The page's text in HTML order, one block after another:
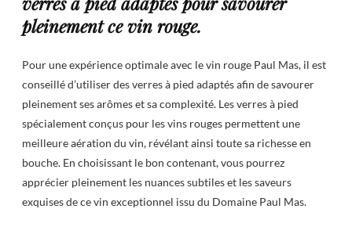
pleinement ce vin rouge.
Pour une expérience optimale avec le vin rouge Paul Mas, il est
conseillé d’utiliser des verres à pied adaptés afin de savourer
pleinement ses arômes et sa complexité. Les verres à pied
spécialement conçus pour les vins rouges permettent une
meilleure aération du vin, révélant ainsi toute sa richesse en
bouche. En choisissant le bon contenant, vous pourrez
apprécier pleinement les nuances subtiles et les saveurs
exquises de ce vin exceptionnel issu du Domaine Paul Mas.